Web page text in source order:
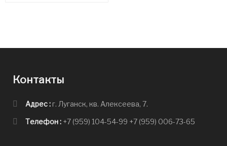
Контакты
Адрес :г. Луганск, кв. Алексеева, 7.
Телефон : +7 (959) 104-54-99 +7 (959) 006-73-65